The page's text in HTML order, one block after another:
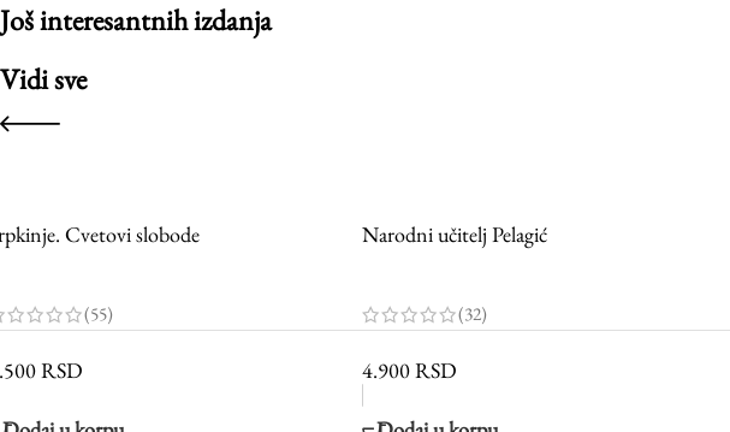
Još interesantnih izdanja
Vidi sve
Cvetovi slobode
(55)
RSD
Narodni učitelj Pelagić
(32)
4.900RSD